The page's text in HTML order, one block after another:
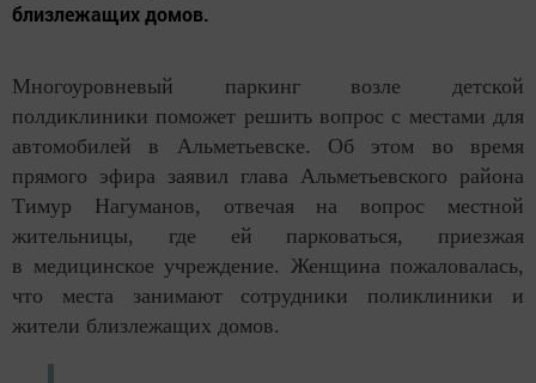
близлежащих домов.
Многоуровневый паркинг возле детской
полдиклиники поможет решить вопрос с местами для
автомобилей в Альметьевске. Об этом во время
прямого эфира заявил глава Альметьевского района
Тимур Нагуманов, отвечая на вопрос местной
жительницы, где ей парковаться, приезжая
в медицинское учреждение. Женщина пожаловалась,
что места занимают сотрудники поликлиники и
жители близлежащих домов.